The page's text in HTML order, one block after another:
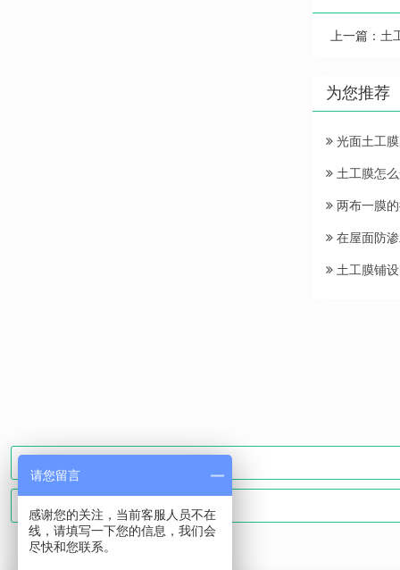
上一篇： 土
为您推荐
光面土工
土工膜怎
两布一膜
在屋面防渗
土工膜铺
请您留言
感谢您的关注，当前客服人员不在
线，请填写一下您的信息，我们会
尽快和您联系。